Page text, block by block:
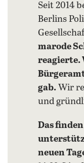
Seit 2014
Berlins
marode
reagierte.
gab. Wir
und
Das
neuen